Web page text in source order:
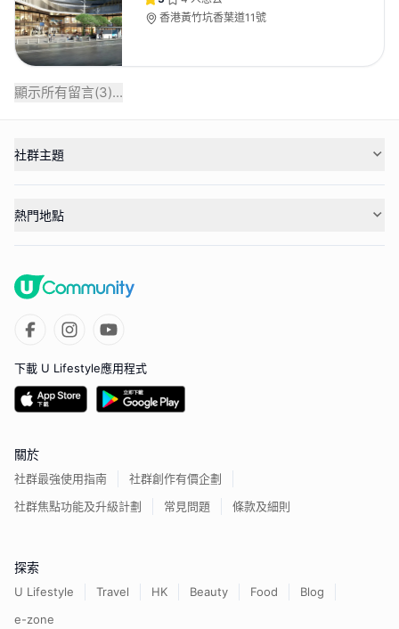
香港黃竹坑香葉道11號
顯示所有留言(3)...
社群主題
熱門地點
下載 U Lifestyle應用程式
關於
社群最強使用指南
社群創作有價企劃
社群焦點功能及升級計劃
常見問題 條款及細則
探索
U Lifestyle Travel HK Beauty Food
Blog
e-zone